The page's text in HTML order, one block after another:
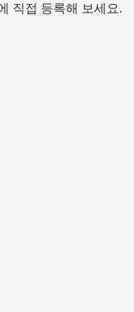
직접 등록해 보세요.